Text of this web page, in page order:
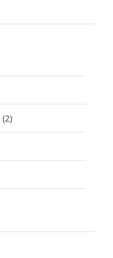
(2)